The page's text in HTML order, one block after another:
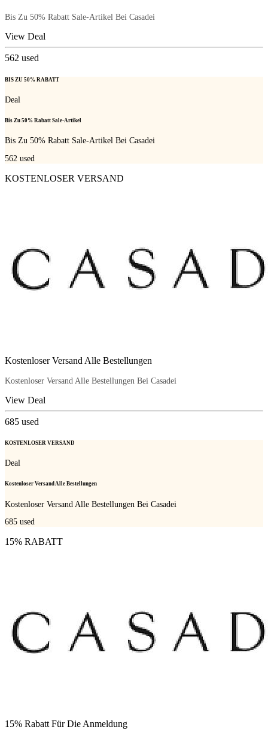
Bis Zu 50% Rabatt Sale-Artikel Bei Casadei
View Deal
562 used
BIS ZU 50% RABATT
Deal
Bis Zu 50% Rabatt Sale-Artikel
Bis Zu 50% Rabatt Sale-Artikel Bei Casadei
562 used
KOSTENLOSER VERSAND
Kostenloser Versand Alle Bestellungen
Kostenloser Versand Alle Bestellungen Bei Casadei
View Deal
685 used
KOSTENLOSER VERSAND
Deal
Kostenloser Versand Alle Bestellungen
Kostenloser Versand Alle Bestellungen Bei Casadei
685 used
15% RABATT
15% Rabatt Für Die Anmeldung